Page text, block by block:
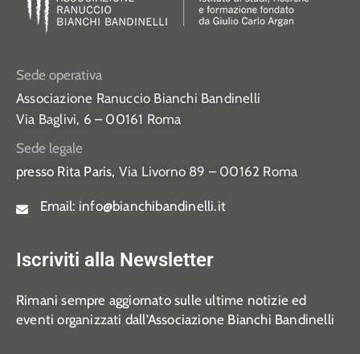
Sede operativa
Associazione Ranuccio Bianchi Bandinelli
Via Baglivi, 6 – 00161 Roma
Sede legale
presso Rita Paris, Via Livorno 89 – 00162 Roma
Email: info@bianchibandinelli.it
Iscriviti alla Newsletter
Rimani sempre aggiornato sulle ultime notizie ed
eventi organizzati dall’Associazione Bianchi Bandinelli